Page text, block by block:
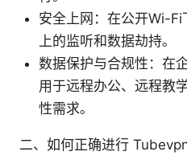
安全上网：在公开Wi-
上的监听和数据劫持。
数据保护与合规性：在
用于远程办公、远程教
性需求。
二、如何正确进行